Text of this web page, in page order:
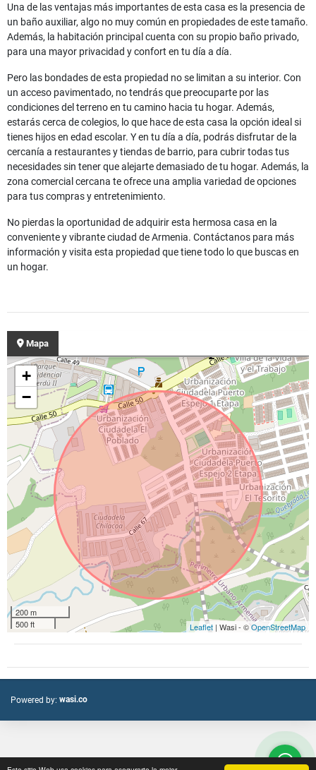
Una de las ventajas más importantes de esta casa es la presencia de
un baño auxiliar, algo no muy común en propiedades de este tamaño.
Además, la habitación principal cuenta con su propio baño privado,
para una mayor privacidad y confort en tu día a día.
Pero las bondades de esta propiedad no se limitan a su interior. Con
un acceso pavimentado, no tendrás que preocuparte por las
condiciones del terreno en tu camino hacia tu hogar. Además,
estarás cerca de colegios, lo que hace de esta casa la opción ideal si
tienes hijos en edad escolar. Y en tu día a día, podrás disfrutar de la
cercanía a restaurantes y tiendas de barrio, para cubrir todas tus
necesidades sin tener que alejarte demasiado de tu hogar. Además, la
zona comercial cercana te ofrece una amplia variedad de opciones
para tus compras y entretenimiento.
No pierdas la oportunidad de adquirir esta hermosa casa en la
conveniente y vibrante ciudad de Armenia. Contáctanos para más
información y visita esta propiedad que tiene todo lo que buscas en
un hogar.
Mapa
+
−
200 m
500 ft
Leaflet | Wasi - ©OpenStreetMap
Powered by: wasi.co